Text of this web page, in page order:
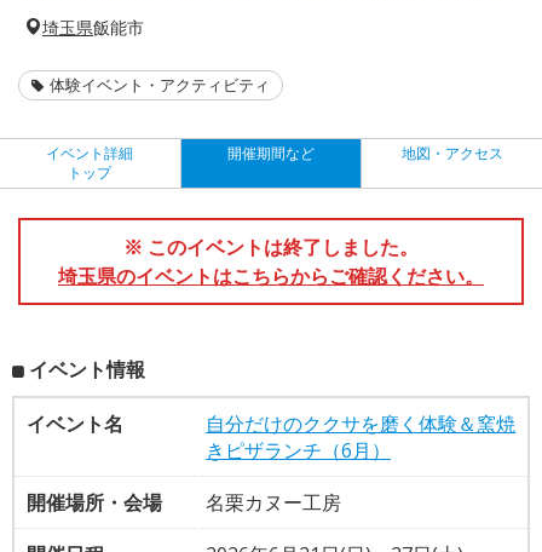
埼玉県飯能市
体験イベント・アクティビティ
イベント詳細
トップ
開催期間など 地図・アクセス
※ このイベントは終了しました。
埼玉県のイベントはこちらからご確認ください。
イベント情報
イベント名
自分だけのククサを磨く体験＆窯焼
きピザランチ（6月）
開催場所・会場
名栗カヌー工房